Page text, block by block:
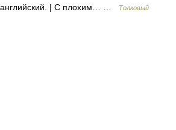
английский. | С плохим… …
Толковый